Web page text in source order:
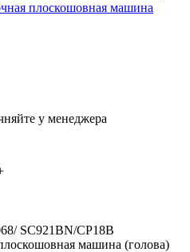
у менеджера
SC921BN/CP18B
машина (голова)